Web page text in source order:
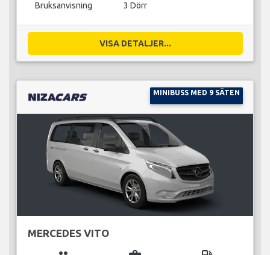
Bruksanvisning 3 Dörr
VISA DETALJER...
MINIBUSS MED 9 SÄTEN
MERCEDES VITO